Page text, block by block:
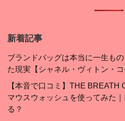
新着記事
ブランドバッグは本当に一生も
た現実【シャネル・ヴィトン・コ
【本音で口コミ】THE BREATH
マウスウォッシュを使ってみた
る？